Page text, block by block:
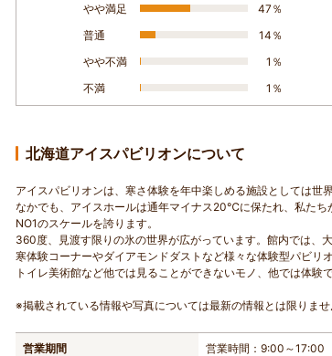
やや満足
47％
普通
14％
やや不満
1％
不満
1％
北海道アイスパビリオンについて
アイスパビリオンは、寒さ体験を年中楽しめる施設としては世
なかでも、アイスホールは通年マイナス20℃に保たれ、私たち
NO1のスケールを誇ります。
360度、見渡す限りの氷の世界が広がっています。館内では
寒体験コーナーやダイアモンドダストなど様々な体験型パビリ
トイレ美術館など他では見ることができないモノ、他では体験
※掲載されている情報や写真については最新の情報とは限りま
営業期間 営業時間：9:00～17:00